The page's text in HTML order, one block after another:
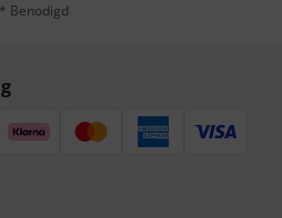
* Benodigd